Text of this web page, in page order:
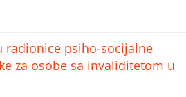
radionice psiho-socijalne
za osobe sa invaliditetom u